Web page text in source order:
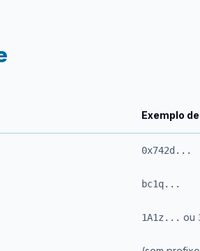
Exemplo
0x742d...
bc1q...
1A1z... ou